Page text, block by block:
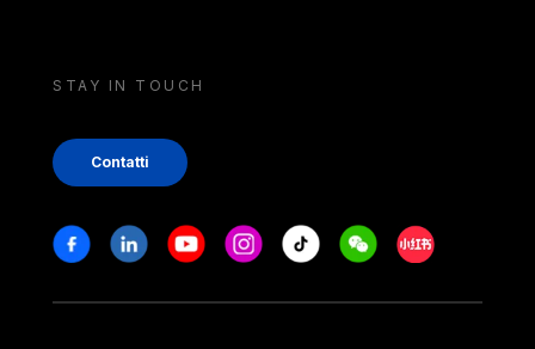
STAY IN TOUCH
Contatti
Stay in touch
FacebookLinkedinYoutubeInstagram
Tiktok WeechatXiaohongshu/